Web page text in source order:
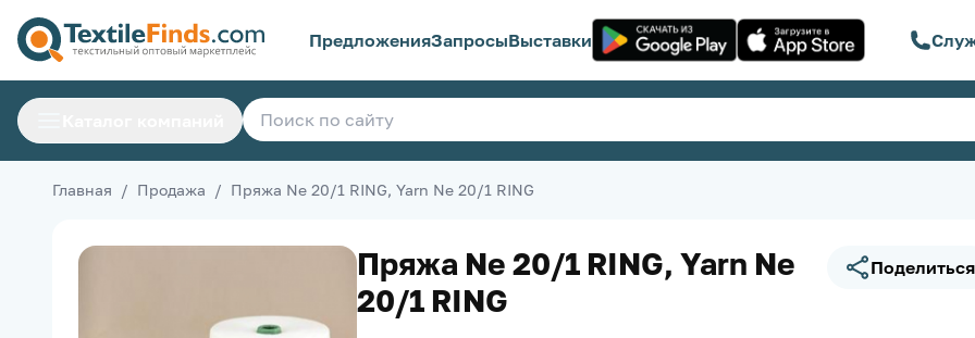
ПредложенияЗапросыВыставки
Главная / Продажа / Пряжа Ne 20/1 RING, Yarn Ne 20/1 RING
Пряжа Ne 20/1 RING, Yarn Ne
20/1 RING
Поделиться